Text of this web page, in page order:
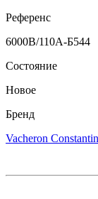
Референс
6000В/110А-Б544
Состояние
Новое
Бренд
Vacheron Constantin